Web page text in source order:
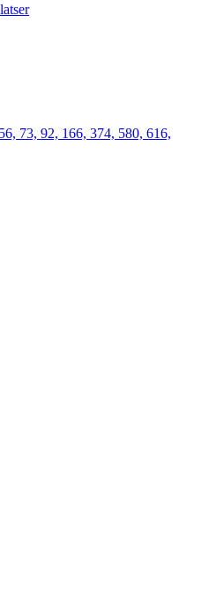
73, 92, 166, 374, 580, 616,